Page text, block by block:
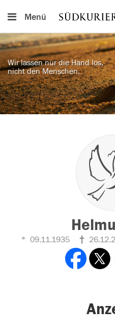
Menü
Wir lassen nur die Hand los,
nicht den Menschen.
09.11.1935